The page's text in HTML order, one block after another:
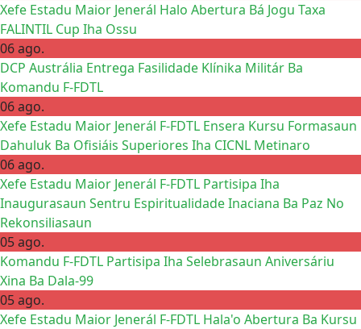
Xefe Estadu Maior Jenerál Halo Abertura Bá Jogu Taxa
FALINTIL Cup Iha Ossu
06 ago.
DCP Austrália Entrega Fasilidade Klínika Militár Ba
Komandu F-FDTL
06 ago.
Xefe Estadu Maior Jenerál F-FDTL Ensera Kursu Formasaun
Dahuluk Ba Ofisiáis Superiores Iha CICNL Metinaro
06 ago.
Xefe Estadu Maior Jenerál F-FDTL Partisipa Iha
Inaugurasaun Sentru Espiritualidade Inaciana Ba Paz No
Rekonsiliasaun
05 ago.
Komandu F-FDTL Partisipa Iha Selebrasaun Aniversáriu
Xina Ba Dala-99
05 ago.
Xefe Estadu Maior Jenerál F-FDTL Hala'o Abertura Ba Kursu